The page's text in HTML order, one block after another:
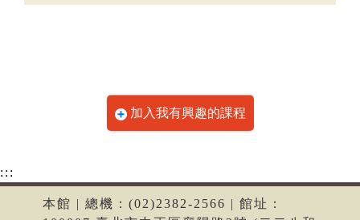
加入我有興趣的課程
:::
本館 | 總機：(02)2382-2566 | 館址：